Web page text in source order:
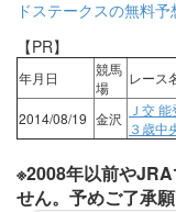
ドステークスの無料予
【PR】
年月日
競馬
場
レース
2014/08/19 金沢
Ｊ交
３歳中
※2008年以前や
せん。予めご了承願